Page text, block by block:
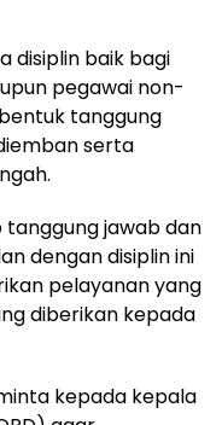
disiplin baik bagi
pegawai non-
tanggung
serta
tanggung jawab dan
dengan disiplin ini
pelayanan yang
diberikan kepada
kepada kepala